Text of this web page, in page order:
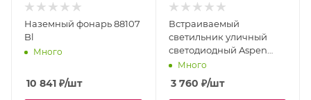
Наземный фонарь 88107
Bl
Много
10 841 ₽/шт
Встраиваемый
светильник уличный
светодиодный Aspen
7024 IP65
Много
3 760 ₽/шт